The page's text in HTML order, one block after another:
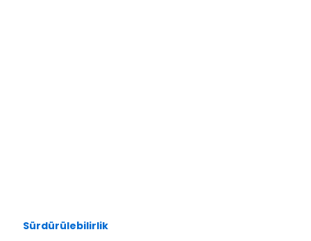
Sürdürülebilirlik